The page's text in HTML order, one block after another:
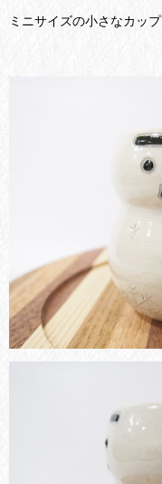
ミニサイズの小さなカップ